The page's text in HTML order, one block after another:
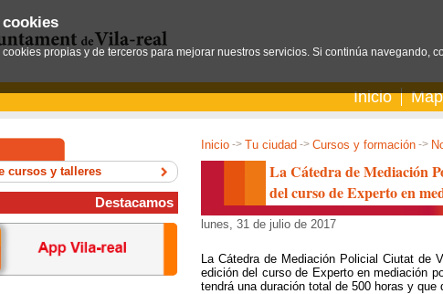
Inicio
Inicio -> Tu ciudad -> Cursos y formación ->
La Cátedra de Mediación
del curso de Experto en
lunes, 31 de julio de 2017
La Cátedra de Mediación Policial Ciutat de
edición del curso de Experto en mediación
tendrá una duración total de 500 horas y que
cursos y talleres
Destacamos
propias y de terceros para mejorar nuestros servicios. Si continúa navegando,